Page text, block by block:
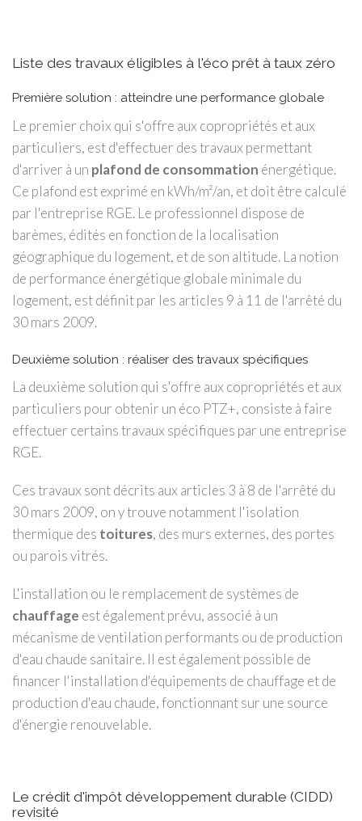
Liste des travaux éligibles à l'éco prêt à taux zéro
Première solution : atteindre une performance globale
Le premier choix qui s'offre aux copropriétés et aux
particuliers, est d'effectuer des travaux permettant
d'arriver à un plafond de consommation énergétique.
Ce plafond est exprimé en kWh/m²/an, et doit être calculé
par l'entreprise RGE. Le professionnel dispose de
barèmes, édités en fonction de la localisation
géographique du logement, et de son altitude. La notion
de performance énergétique globale minimale du
logement, est définit par les articles 9 à 11 de l'arrêté du
30 mars 2009.
Deuxième solution : réaliser des travaux spécifiques
La deuxième solution qui s'offre aux copropriétés et aux
particuliers pour obtenir un éco PTZ+, consiste à faire
effectuer certains travaux spécifiques par une entreprise
RGE.
Ces travaux sont décrits aux articles 3 à 8 de l'arrêté du
30 mars 2009, on y trouve notamment l'isolation
thermique des toitures, des murs externes, des portes
ou parois vitrés.
L'installation ou le remplacement de systèmes de
chauffage est également prévu, associé à un
mécanisme de ventilation performants ou de production
d'eau chaude sanitaire. Il est également possible de
financer l'installation d'équipements de chauffage et de
production d'eau chaude, fonctionnant sur une source
d'énergie renouvelable.
Le crédit d'impôt développement durable (CIDD)
revisité